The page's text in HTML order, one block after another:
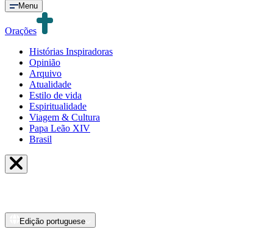
Menu
Orações
Histórias Inspiradoras
Opinião
Arquivo
Atualidade
Estilo de vida
Espiritualidade
Viagem & Cultura
Papa Leão XIV
Brasil
Edição portuguese